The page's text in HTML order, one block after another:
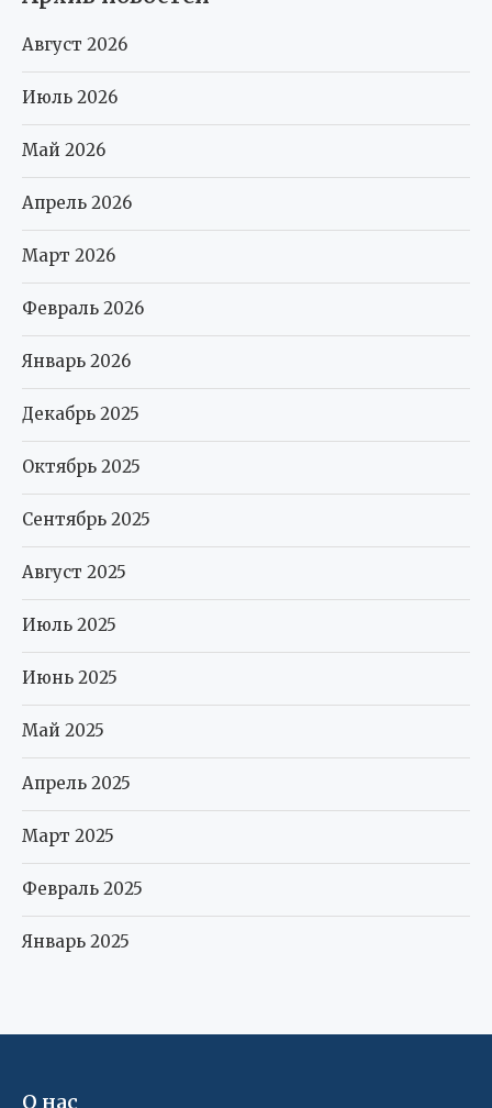
Август 2026
Июль 2026
Май 2026
Апрель 2026
Март 2026
Февраль 2026
Январь 2026
Декабрь 2025
Октябрь 2025
Сентябрь 2025
Август 2025
Июль 2025
Июнь 2025
Май 2025
Апрель 2025
Март 2025
Февраль 2025
Январь 2025
О нас